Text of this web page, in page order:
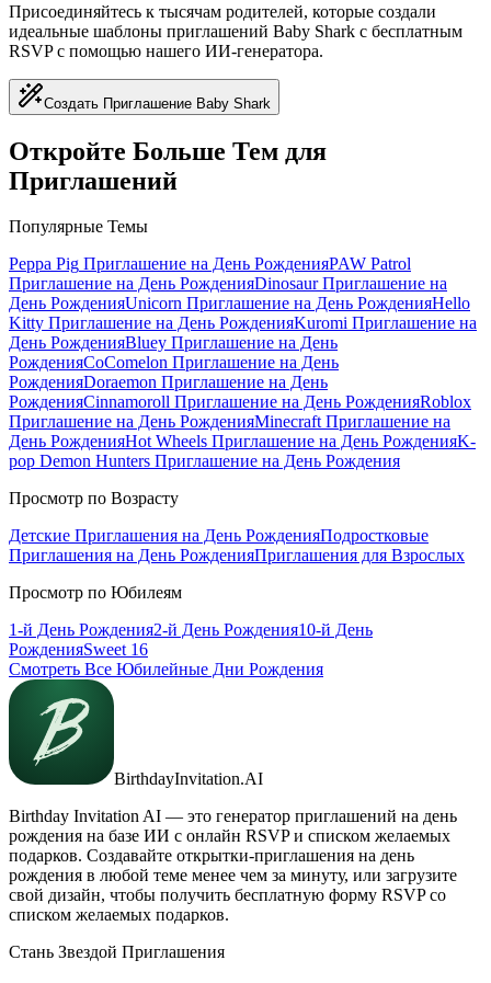
Присоединяйтесь к тысячам родителей, которые создали
идеальные шаблоны приглашений Baby Shark с бесплатным
RSVP с помощью нашего ИИ-генератора.
Создать Приглашение Baby Shark
Откройте Больше Тем для
Приглашений
Популярные Темы
Peppa Pig Приглашение на День РожденияPAW Patrol
Приглашение на День РожденияDinosaur Приглашение на
День РожденияUnicorn Приглашение на День РожденияHello
Kitty Приглашение на День РожденияKuromi Приглашение на
День РожденияBluey Приглашение на День
РожденияCoComelon Приглашение на День
РожденияDoraemon Приглашение на День
РожденияCinnamoroll Приглашение на День РожденияRoblox
Приглашение на День РожденияMinecraft Приглашение на
День РожденияHot Wheels Приглашение на День РожденияK-
pop Demon Hunters Приглашение на День Рождения
Просмотр по Возрасту
Детские Приглашения на День РожденияПодростковые
Приглашения на День РожденияПриглашения для Взрослых
Просмотр по Юбилеям
1-й День Рождения2-й День Рождения10-й День
РожденияSweet 16
Смотреть Все Юбилейные Дни Рождения
BirthdayInvitation.AI
Birthday Invitation AI — это генератор приглашений на день
рождения на базе ИИ с онлайн RSVP и списком желаемых
подарков. Создавайте открытки-приглашения на день
рождения в любой теме менее чем за минуту, или загрузите
свой дизайн, чтобы получить бесплатную форму RSVP со
списком желаемых подарков.
Стань Звездой Приглашения